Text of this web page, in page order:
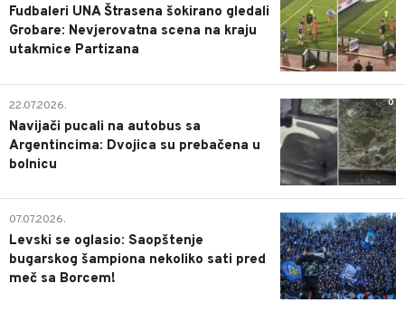
Fudbaleri UNA Štrasena šokirano gledali
Grobare: Nevjerovatna scena na kraju
utakmice Partizana
0
22.07.2026.
Navijači pucali na autobus sa
Argentincima: Dvojica su prebačena u
bolnicu
1
07.07.2026.
Levski se oglasio: Saopštenje
bugarskog šampiona nekoliko sati pred
meč sa Borcem!